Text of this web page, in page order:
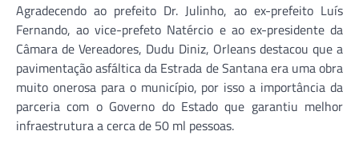
Agradecendo ao prefeito Dr. Julinho, ao ex-prefeito Luís
Fernando, ao vice-prefeto Natércio e ao ex-presidente da
Câmara de Vereadores, Dudu Diniz, Orleans destacou que a
pavimentação asfáltica da Estrada de Santana era uma obra
muito onerosa para o município, por isso a importância da
parceria com o Governo do Estado que garantiu melhor
infraestrutura a cerca de 50 ml pessoas.